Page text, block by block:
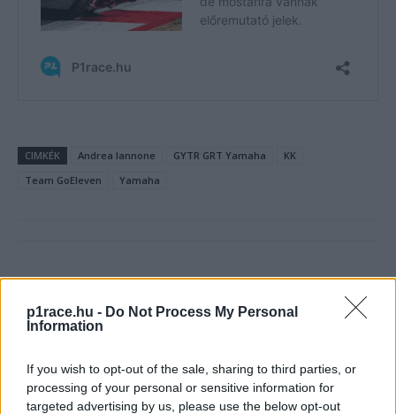
p1race.hu - Do Not Process My Personal
Information
If you wish to opt-out of the sale, sharing to third parties, or
processing of your personal or sensitive information for
targeted advertising by us, please use the below opt-out
CIMKÉK Andrea Iannone GYTR GRT Yamaha
KK
Team GoEleven
Yamaha
Előző cikk
Hoppá, a Yamaha már az új
korszak előtt szakíthat
Következő cikk
Másképp látták a Honda
pilótái a misanói tesztet, Mir